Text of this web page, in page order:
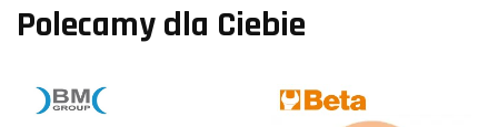
Polecamy dla Ciebie